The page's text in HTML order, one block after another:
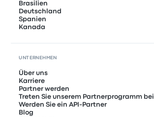
Brasilien
Deutschland
Spanien
Kanada
UNTERNEHMEN
Über uns
Karriere
Partner werden
Treten Sie unserem Partnerprogramm bei
Werden Sie ein API-Partner
Blog